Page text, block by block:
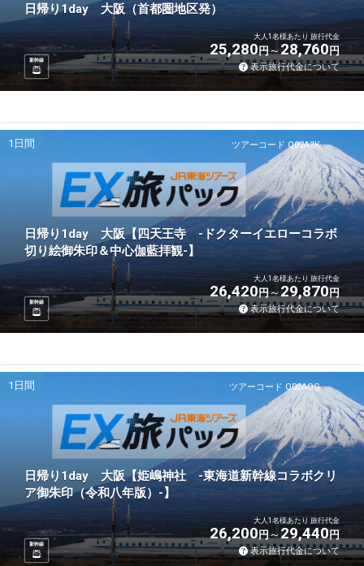
日帰り1day 大阪（首都圏地区発）
新幹線
大人1名様あたり 旅行代金
25,280円 28,760円
表示旅行代金について
ツアーコード Q02A3K
1日間
日帰り1day 大阪【四天王寺 -ドクターイエローコラボ
切り絵御朱印＆中心伽藍拝観-】
新幹線
大人1名様あたり 旅行代金
26,420円 29,870円
表示旅行代金について
ツアーコード Q02AOG
1日間
日帰り1day 大阪【姫嶋神社 -東海道新幹線コラボクリ
ア御朱印（令和八年版）-】
新幹線
大人1名様あたり 旅行代金
26,200円 29,440円
表示旅行代金について